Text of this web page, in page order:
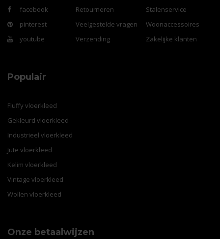
facebook
pinterest
youtube
Retourneren
Veelgestelde vragen
Verzending
Stalenservice
Woonaccessoires
Zakelijke klanten
Populair
Fluffy vloerkleed
Gekleurd vloerkleed
Industrieel vloerkleed
Jute vloerkleed
Kelim vloerkleed
Vintage vloerkleed
Wollen vloerkleed
Onze betaalwijzen